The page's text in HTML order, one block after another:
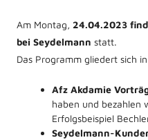
Am Montag, 24.04.2023
bei Seydelmann statt.
Das Programm gliedert sich
Afz Akdamie
haben und bezahlen
Erfolgsbeispiel
Seydelmann-